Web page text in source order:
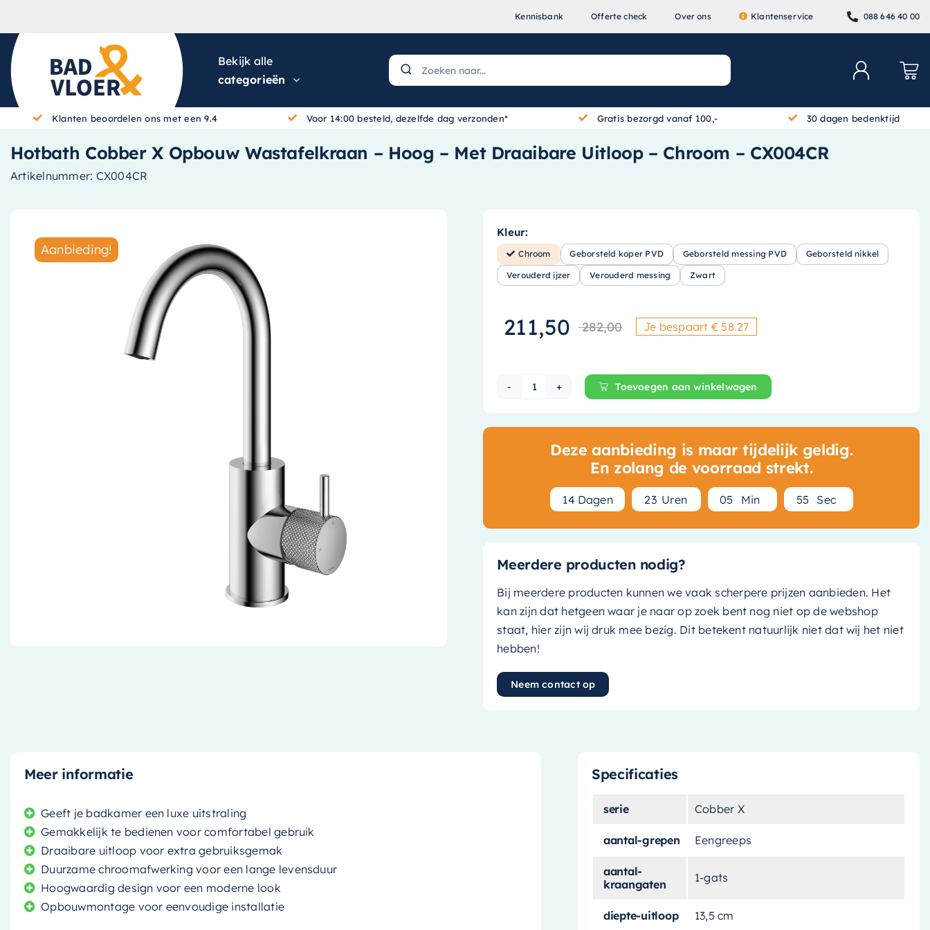
Kennisbank Offerte check Over ons Klantenservice 088 646 40 00
Bekijk alle
categorieën
Klanten beoordelen ons met een 9.4 Voor 14:00 besteld, dezelfde dag verzonden* Gratis bezorgd vanaf 100,- 30 dagen bedenktijd
Hotbath Cobber X Opbouw Wastafelkraan – Hoog – Met Draaibare Uitloop – Chroom – CX004CR
Artikelnummer: CX004CR
Aanbieding!
Kleur:
Chroom Geborsteld koper PVD Geborsteld messing PVD Geborsteld nikkel
Verouderd ijzer Verouderd messing Zwart
282,00Oorspronkelijke prijs was: €
211,50 Huidige prijs is: € 211,50.
Je bespaart € 58.27
Hotbath Cobber X Opbouw Wastafelkraan - Hoog - Met Draaibare
Toevoegen aan winkelwagen
Deze aanbieding is maar tijdelijk geldig.
En zolang de voorraad strekt.
14 Dagen 23 Uren 05 Min 54 Sec
Meerdere producten nodig?
Bij meerdere producten kunnen we vaak scherpere prijzen aanbieden. Het
kan zijn dat hetgeen waar je naar op zoek bent nog niet op de webshop
staat, hier zijn wij druk mee bezig. Dit betekent natuurlijk niet dat wij het niet
hebben!
Neem contact op
Meer informatie
Geeft je badkamer een luxe uitstraling
Gemakkelijk te bedienen voor comfortabel gebruik
Draaibare uitloop voor extra gebruiksgemak
Duurzame chroomafwerking voor een lange levensduur
Hoogwaardig design voor een moderne look
Opbouwmontage voor eenvoudige installatie
Specificaties
serie Cobber X
aantal-grepen Eengreeps
aantal-
kraangaten
1-gats
diepte-uitloop 13,5 cm